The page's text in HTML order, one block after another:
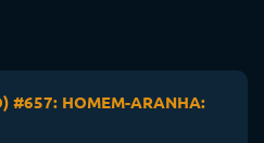
#657: HOMEM-ARANHA: